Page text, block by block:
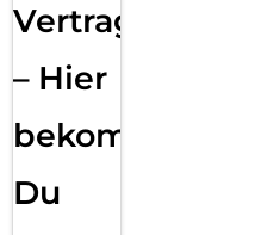
– Hier
bekommst
Du